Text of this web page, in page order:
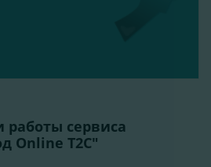
сервиса
Online T2C"